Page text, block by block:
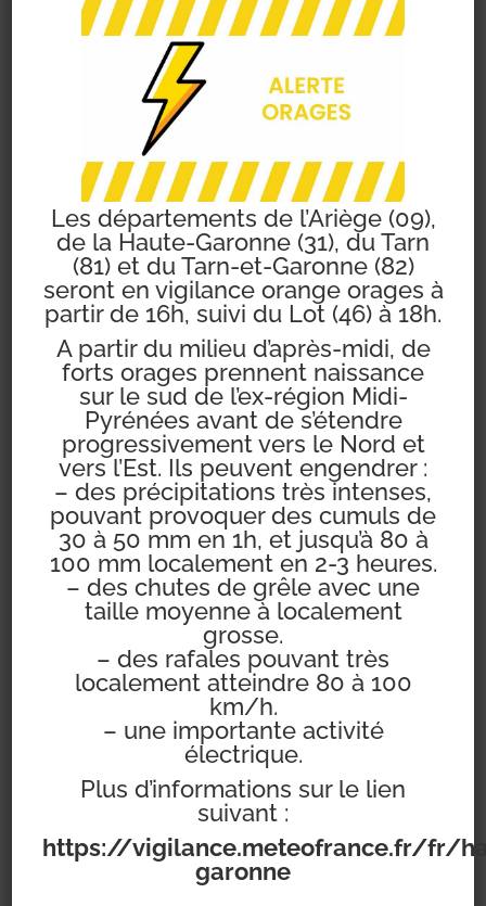
Des panneaux de STOP seront
implantés :
au niveau du n° 37 de la rue
Jane Dieulafoy,
au niveau du n° 5 de la rue
Jane Dieulafoy en
remplacement du panneau
« CEDEZ LE PASSAGE »,
rue Las Crozes à l’intersection
avec la rue Jane Dieulafoy.
Nous vous remercions pour la prise
en compte de cette information,
de faire preuve de civisme et de
respecter la nouvelle
réglementation avec vigilance.
Mairie de Pompertuzat
Pompertuzat
Les départements de l’Ariège (09),
de la Haute-Garonne (31), du Tarn
(81) et du Tarn-et-Garonne (82)
seront en vigilance orange orages à
partir de 16h, suivi du Lot (46) à 18h.
A partir du milieu d’après-midi, de
forts orages prennent naissance
sur le sud de l’ex-région Midi-
Pyrénées avant de s’étendre
progressivement vers le Nord et
vers l’Est. Ils peuvent engendrer :
– des précipitations très intenses,
pouvant provoquer des cumuls de
30 à 50 mm en 1h, et jusqu’à 80 à
100 mm localement en 2-3 heures.
– des chutes de grêle avec une
taille moyenne à localement
grosse.
– des rafales pouvant très
localement atteindre 80 à 100
km/h.
– une importante activité
électrique.
Plus d’informations sur le lien
suivant :
https://vigilance.meteofrance.fr/fr/
garonne